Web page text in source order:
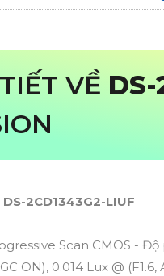
VỀ DS-
DS-2CD1343G2-LIUF
Scan CMOS -
ON), 0.014 Lux @